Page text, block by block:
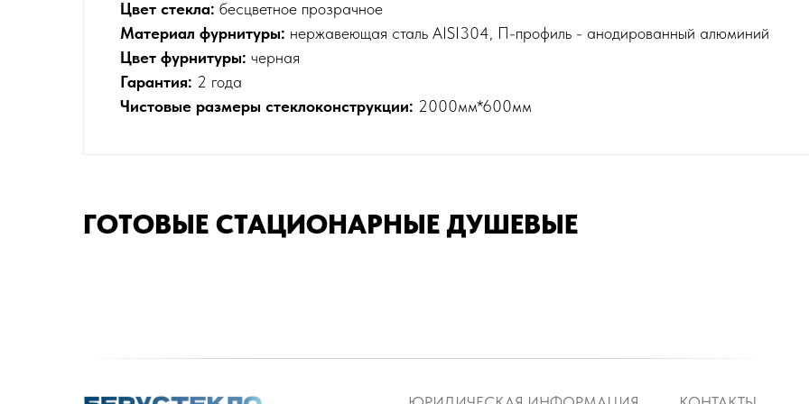
Цвет стекла: бесцветное прозрачное
Материал фурнитуры: нержавеющая сталь AISI304, П-профиль - анодированный алюминий
Цвет фурнитуры: черная
Гарантия: 2 года
Чистовые размеры стеклоконструкции: 2000мм*600мм
ГОТОВЫЕ СТАЦИОНАРНЫЕ ДУШЕВЫЕ